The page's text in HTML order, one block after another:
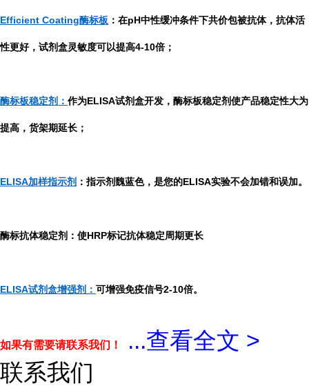
Efficient Coating酶标板 ：在pH中性缓冲条件下共价包被抗体，抗体活
性更好，试剂盒灵敏度可以提高4-10倍；
酶标板稳定剂： 作为ELISA试剂盒开发，酶标板稳定剂使产品稳定性大为
提高，货架期延长；
ELISA加样指示剂 ：指示剂魏蓝色，是您的ELISA实验不会加错和误加。
酶标抗体稳定剂：使HRP标记抗体稳定周期更长
ELISA试剂盒增强剂： 可增强免疫信号2-10倍。
如果有需要请联系我们！ ...查看全文 >
联系我们